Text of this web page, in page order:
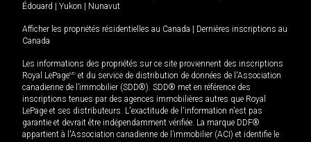
Édouard
Yukon Nunavut
Afficher les propriétés résidentielles au Canada
Dernières inscriptions au
Canada
Les informations des propriétés sur ce site proviennent des inscriptions
Royal LePageMD et du service de distribution de données de l'Association
canadienne de l’immobilier (SDD®). SDD® met en référence des
inscriptions tenues par des agences immobilières autres que Royal
LePage et ses distributeurs. L'exactitude de l'information n'est pas
garantie et devrait être indépendamment vérifiée. La marque DDF®
appartient à l'Association canadienne de l’immobilier (ACI) et identifie le